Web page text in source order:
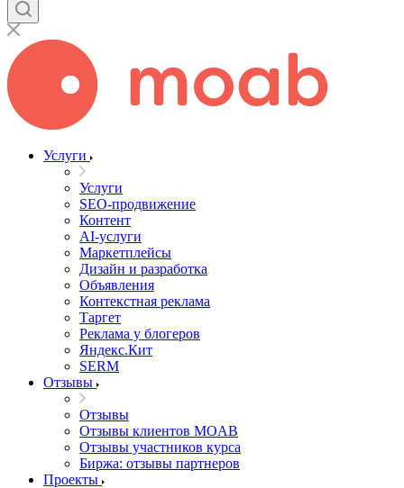
Услуги
Услуги
SEO-продвижение
Контент
AI-услуги
Маркетплейсы
Дизайн и разработка
Объявления
Контекстная реклама
Таргет
Реклама у блогеров
Яндекс.Кит
SERM
Отзывы
Отзывы
Отзывы клиентов MOAB
Отзывы участников курса
Биржа: отзывы партнеров
Проекты